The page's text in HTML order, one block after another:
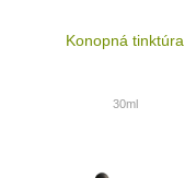
Konopná tinktúra
30ml